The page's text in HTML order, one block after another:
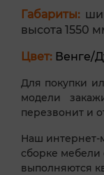
Габариты:
высота 1550
Цвет: Венге/
Для покупки
модели
перезвонит и
Наш интернет-
сборке мебели
выполняются